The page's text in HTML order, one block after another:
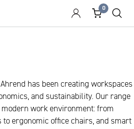
0
has been creating workspaces
and sustainability. Our range
work environment: from
to ergonomic office chairs, and smart